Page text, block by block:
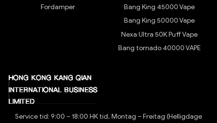
Fordamper
Bang King 45000 Vape
Bang King 50000 Vape
Nexa Ultra 50K Puff Vape
Bang tornado 40000 VAPE
Service tid: 9:00 – 18:00 HK tid, Montag – Freitag (Helligdage